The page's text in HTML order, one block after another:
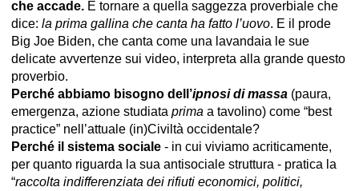
che accade. E tornare a quella saggezza proverbiale che
dice: la prima gallina che canta ha fatto l’uovo. E il prode
Big Joe Biden, che canta come una lavandaia le sue
delicate avvertenze sui video, interpreta alla grande questo
proverbio.
Perché abbiamo bisogno dell’ipnosi di massa (paura,
emergenza, azione studiata prima a tavolino) come “best
practice” nell’attuale (in)Civiltà occidentale?
Perché il sistema sociale - in cui viviamo acriticamente,
per quanto riguarda la sua antisociale struttura - pratica la
“raccolta indifferenziata dei rifiuti economici, politici,